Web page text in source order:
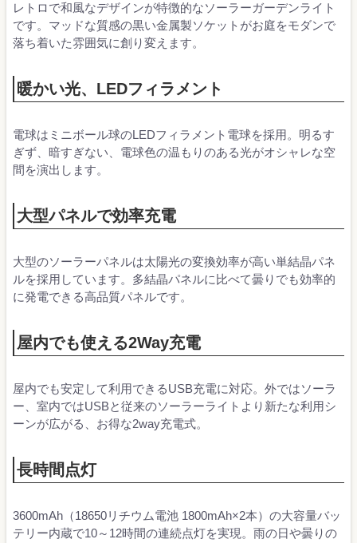
レトロで和風なデザインが特徴的なソーラーガーデンライト
です。マッドな質感の黒い金属製ソケットがお庭をモダンで
落ち着いた雰囲気に創り変えます。
暖かい光、LEDフィラメント
電球はミニボール球のLEDフィラメント電球を採用。明るす
ぎず、暗すぎない、電球色の温もりのある光がオシャレな空
間を演出します。
大型パネルで効率充電
大型のソーラーパネルは太陽光の変換効率が高い単結晶パネ
ルを採用しています。多結晶パネルに比べて曇りでも効率的
に発電できる高品質パネルです。
屋内でも使える2Way充電
屋内でも安定して利用できるUSB充電に対応。外ではソーラ
ー、室内ではUSBと従来のソーラーライトより新たな利用シ
ーンが広がる、お得な2way充電式。
長時間点灯
3600mAh（18650リチウム電池 1800mAh×2本）の大容量バッ
テリー内蔵で10～12時間の連続点灯を実現。雨の日や曇りの